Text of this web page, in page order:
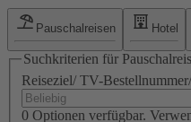
Pauschalreisen Hotel
Suchkriterien für
Reiseziel/ TV-
0 Optionen verfügbar.